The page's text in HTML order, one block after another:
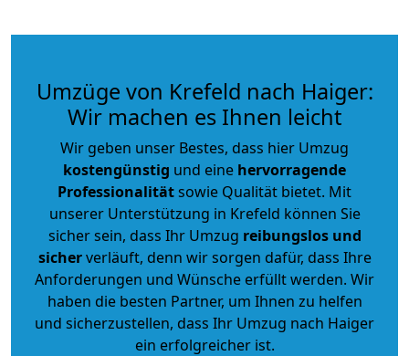
Umzüge von Krefeld nach Haiger:
Wir machen es Ihnen leicht
Wir geben unser Bestes, dass hier Umzug
kostengünstig und eine hervorragende
Professionalitätsowie Qualität bietet. Mit
unserer Unterstützung in Krefeld können Sie
sicher sein, dass Ihr Umzug reibungslos und
sicherverläuft, denn wir sorgen dafür, dass Ihre
Anforderungen und Wünsche erfüllt werden. Wir
haben die besten Partner, um Ihnen zu helfen
und sicherzustellen, dass Ihr Umzug nach Haiger
ein erfolgreicher ist.